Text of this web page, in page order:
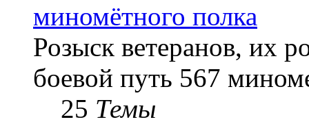
миномётного полка
Розыск ветеранов, их
боевой путь 567
25 Темы